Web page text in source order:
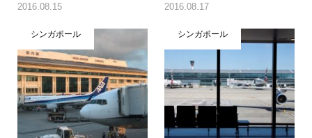
2016.08.15 2016.08.17
シンガポール シンガポール